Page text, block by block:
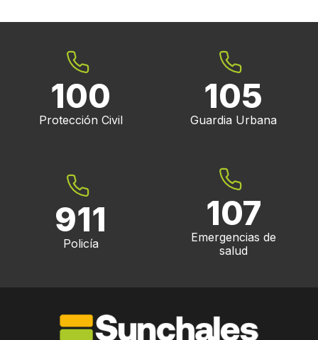
100
Protección Civil
105
Guardia Urbana
911
Policía
107
Emergencias de
salud